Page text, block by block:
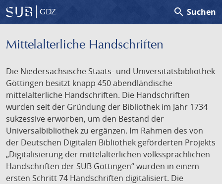
GDZ search Suchen
Mittelalterliche Handschriften
Die Niedersächsische Staats- und Universitätsbibliothek
Göttingen besitzt knapp 450 abendländische
mittelalterliche Handschriften. Die Handschriften
wurden seit der Gründung der Bibliothek im Jahr 1734
sukzessive erworben, um den Bestand der
Universalbibliothek zu ergänzen. Im Rahmen des von
der Deutschen Digitalen Bibliothek geförderten Projekts
„Digitalisierung der mittelalterlichen volkssprachlichen
Handschriften der SUB Göttingen“ wurden in einem
ersten Schritt 74 Handschriften digitalisiert. Die